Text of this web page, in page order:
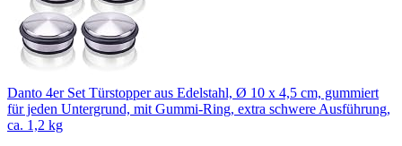
Danto 4er Set Türstopper aus Edelstahl, Ø 10 x 4,5 cm, gummiert
für jeden Untergrund, mit Gummi-Ring, extra schwere Ausführung,
ca. 1,2 kg